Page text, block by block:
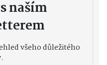
naším
všeho důležitého